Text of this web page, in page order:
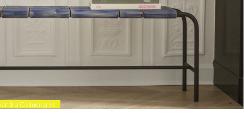
Colmenares